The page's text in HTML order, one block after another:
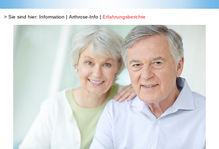
> Sie sind hier: Information | Arthrose-Info | Erfahrungsberichte